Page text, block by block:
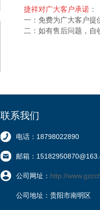
捷祥对广大客户承诺：
一：免费为广大客户提
二：如有售后问题，自
联系我们
电话：18798022890
邮箱：
公司网址： http://
公司地址：贵阳市南明区